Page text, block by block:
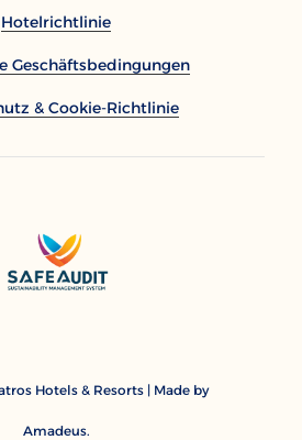
Hotelrichtlinie
Geschäftsbedingungen
& Cookie-Richtlinie
Hotels & Resorts | Made by
Amadeus.